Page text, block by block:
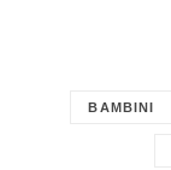
BAMBINI